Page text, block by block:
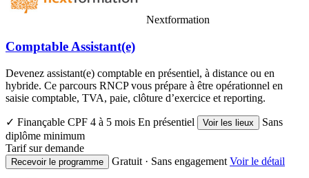
Nextformation
Comptable Assistant(e)
Devenez assistant(e) comptable en présentiel, à distance ou en
hybride. Ce parcours RNCP vous prépare à être opérationnel en
saisie comptable, TVA, paie, clôture d’exercice et reporting.
✓ Finançable CPF 4 à 5 mois En présentiel Voir les lieux
Sans
diplôme minimum
Tarif sur demande
Recevoir le programme Gratuit · Sans engagement Voir le détail